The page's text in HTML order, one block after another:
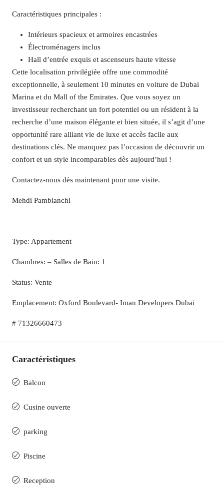
Caractéristiques principales :
Intérieurs spacieux et armoires encastrées
Électroménagers inclus
Hall d’entrée exquis et ascenseurs haute vitesse
Cette localisation privilégiée offre une commodité
exceptionnelle, à seulement 10 minutes en voiture de Dubai
Marina et du Mall of the Emirates. Que vous soyez un
investisseur recherchant un fort potentiel ou un résident à la
recherche d’une maison élégante et bien située, il s’agit d’une
opportunité rare alliant vie de luxe et accès facile aux
destinations clés. Ne manquez pas l’occasion de découvrir un
confort et un style incomparables dès aujourd’hui !
Contactez-nous dès maintenant pour une visite.
Mehdi Pambianchi
Type: Appartement
Chambres: – Salles de Bain: 1
Status: Vente
Emplacement: Oxford Boulevard- Iman Developers Dubai
# 71326660473
Caractéristiques
Balcon
Cusine ouverte
parking
Piscine
Reception